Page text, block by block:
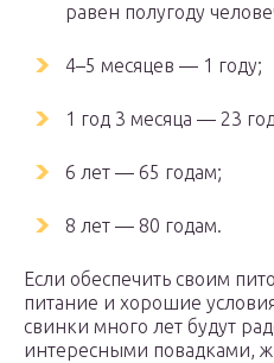
равен полугоду
4–5 месяцев — 1 году;
1 год 3 месяца — 23
6 лет — 65 годам;
8 лет — 80 годам.
Если обеспечить своим
питание и хорошие
свинки много лет будут
интересными повадками,